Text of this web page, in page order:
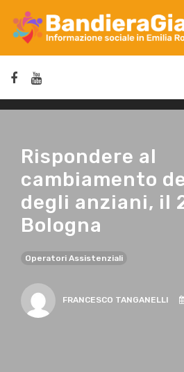
Rispondere al
cambiamento
degli anziani, il
Bologna
Operatori Assistenziali
FRANCESCO TANGANELLI